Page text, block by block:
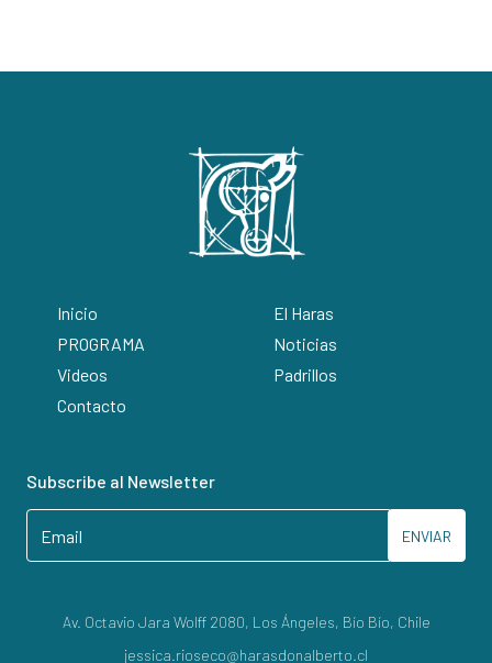
Inicio
El Haras
PROGRAMA
Noticias
Videos
Padrillos
Contacto
Subscribe al Newsletter
ENVIAR
Av. Octavio Jara Wolff 2080, Los Ángeles, Bío Bío, Chile
jessica.rioseco@harasdonalberto.cl